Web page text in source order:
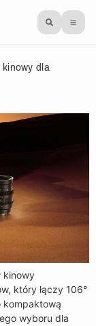
dla
kinowy
który łączy 106°
kompaktową
wyboru dla